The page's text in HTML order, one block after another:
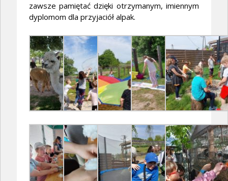
zawsze pamiętać dzięki otrzymanym, imiennym
dyplomom dla przyjaciół alpak.